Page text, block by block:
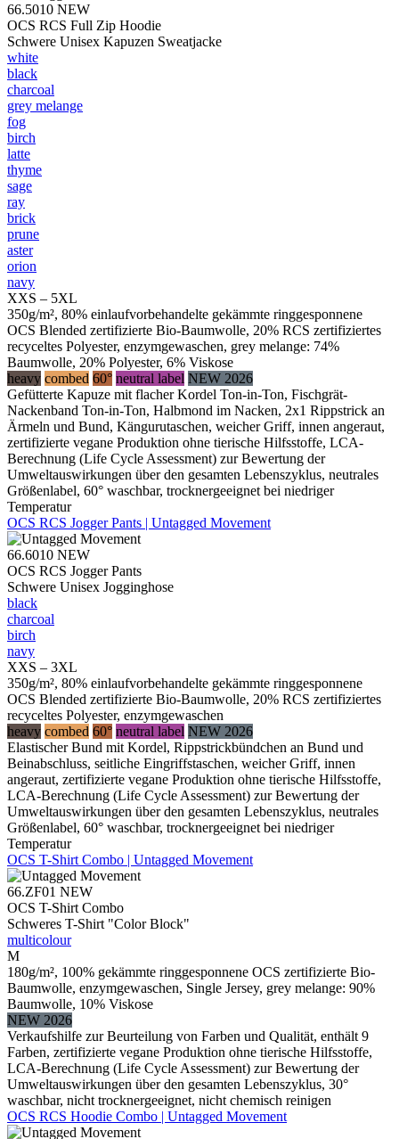
66.5010 NEW
OCS RCS Full Zip Hoodie
Schwere Unisex Kapuzen Sweatjacke
white
black
charcoal
grey melange
fog
birch
latte
thyme
sage
ray
brick
prune
aster
orion
navy
XXS – 5XL
350g/m², 80% einlaufvorbehandelte gekämmte ringgesponnene
OCS Blended zertifizierte Bio-Baumwolle, 20% RCS zertifiziertes
recyceltes Polyester, enzymgewaschen, grey melange: 74%
Baumwolle, 20% Polyester, 6% Viskose
heavy combed 60° neutral label NEW 2026
Gefütterte Kapuze mit flacher Kordel Ton-in-Ton, Fischgrät-
Nackenband Ton-in-Ton, Halbmond im Nacken, 2x1 Rippstrick an
Ärmeln und Bund, Kängurutaschen, weicher Griff, innen angeraut,
zertifizierte vegane Produktion ohne tierische Hilfsstoffe, LCA-
Berechnung (Life Cycle Assessment) zur Bewertung der
Umweltauswirkungen über den gesamten Lebenszyklus, neutrales
Größenlabel, 60° waschbar, trocknergeeignet bei niedriger
Temperatur
OCS RCS Jogger Pants | Untagged Movement
66.6010 NEW
OCS RCS Jogger Pants
Schwere Unisex Jogginghose
black
charcoal
birch
navy
XXS – 3XL
350g/m², 80% einlaufvorbehandelte gekämmte ringgesponnene
OCS Blended zertifizierte Bio-Baumwolle, 20% RCS zertifiziertes
recyceltes Polyester, enzymgewaschen
heavy combed 60° neutral label NEW 2026
Elastischer Bund mit Kordel, Rippstrickbündchen an Bund und
Beinabschluss, seitliche Eingriffstaschen, weicher Griff, innen
angeraut, zertifizierte vegane Produktion ohne tierische Hilfsstoffe,
LCA-Berechnung (Life Cycle Assessment) zur Bewertung der
Umweltauswirkungen über den gesamten Lebenszyklus, neutrales
Größenlabel, 60° waschbar, trocknergeeignet bei niedriger
Temperatur
OCS T-Shirt Combo | Untagged Movement
66.ZF01 NEW
OCS T-Shirt Combo
Schweres T-Shirt "Color Block"
multicolour
M
180g/m², 100% gekämmte ringgesponnene OCS zertifizierte Bio-
Baumwolle, enzymgewaschen, Single Jersey, grey melange: 90%
Baumwolle, 10% Viskose
NEW 2026
Verkaufshilfe zur Beurteilung von Farben und Qualität, enthält 9
Farben, zertifizierte vegane Produktion ohne tierische Hilfsstoffe,
LCA-Berechnung (Life Cycle Assessment) zur Bewertung der
Umweltauswirkungen über den gesamten Lebenszyklus, 30°
waschbar, nicht trocknergeeignet, nicht chemisch reinigen
OCS RCS Hoodie Combo | Untagged Movement